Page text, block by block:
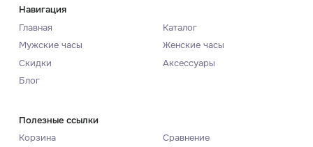
Навигация
Главная
Каталог
Мужские часы
Женские часы
Скидки
Аксессуары
Блог
Полезные ссылки
Корзина
Сравнение